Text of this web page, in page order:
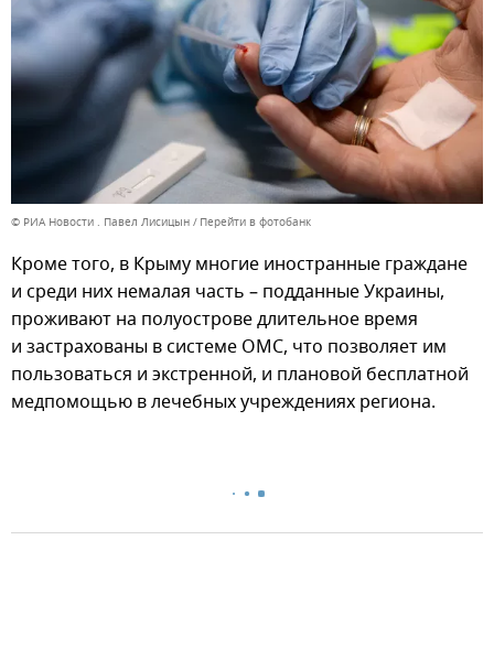
© РИА Новости . Павел Лисицын Перейти в фотобанк
Кроме того, в Крыму многие иностранные граждане
и среди них немалая часть – подданные Украины,
проживают на полуострове длительное время
и застрахованы в системе ОМС, что позволяет им
пользоваться и экстренной, и плановой бесплатной
медпомощью в лечебных учреждениях региона.